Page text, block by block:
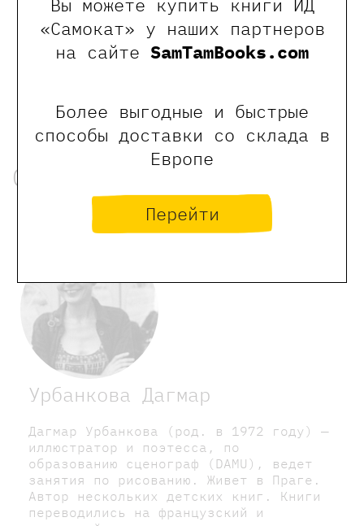
«Самокат» у наших партнеров
на сайте SamTamBooks.com
Более выгодные и быстрые
способы доставки со склада в
Европе
Перейти
Об авторах
Урбанкова Дагмар
Дагмар Урбанкова (род. в 1972 году) —
иллюстратор и поэтесса, по
образованию сценограф (DAMU), ведет
занятия по рисованию. Живет в Праге.
Автор нескольких детских книг. Книги
переводились на французский и